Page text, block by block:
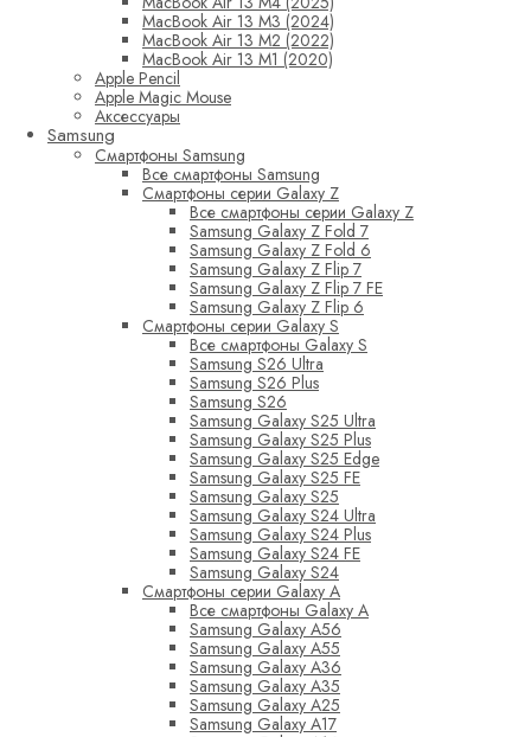
MacBook Air 13 M3 (2024)
MacBook Air 13 M2 (2022)
MacBook Air 13 M1 (2020)
Apple Pencil
Apple Magic Mouse
Аксессуары
Samsung
Смартфоны Samsung
Все смартфоны Samsung
Смартфоны серии Galaxy Z
Все смартфоны серии Galaxy Z
Samsung Galaxy Z Fold 7
Samsung Galaxy Z Fold 6
Samsung Galaxy Z Flip 7
Samsung Galaxy Z Flip 7 FE
Samsung Galaxy Z Flip 6
Смартфоны серии Galaxy S
Все смартфоны Galaxy S
Samsung S26 Ultra
Samsung S26 Plus
Samsung S26
Samsung Galaxy S25 Ultra
Samsung Galaxy S25 Plus
Samsung Galaxy S25 Edge
Samsung Galaxy S25 FE
Samsung Galaxy S25
Samsung Galaxy S24 Ultra
Samsung Galaxy S24 Plus
Samsung Galaxy S24 FE
Samsung Galaxy S24
Смартфоны серии Galaxy A
Все смартфоны Galaxy A
Samsung Galaxy A56
Samsung Galaxy A55
Samsung Galaxy A36
Samsung Galaxy A35
Samsung Galaxy A25
Samsung Galaxy A17